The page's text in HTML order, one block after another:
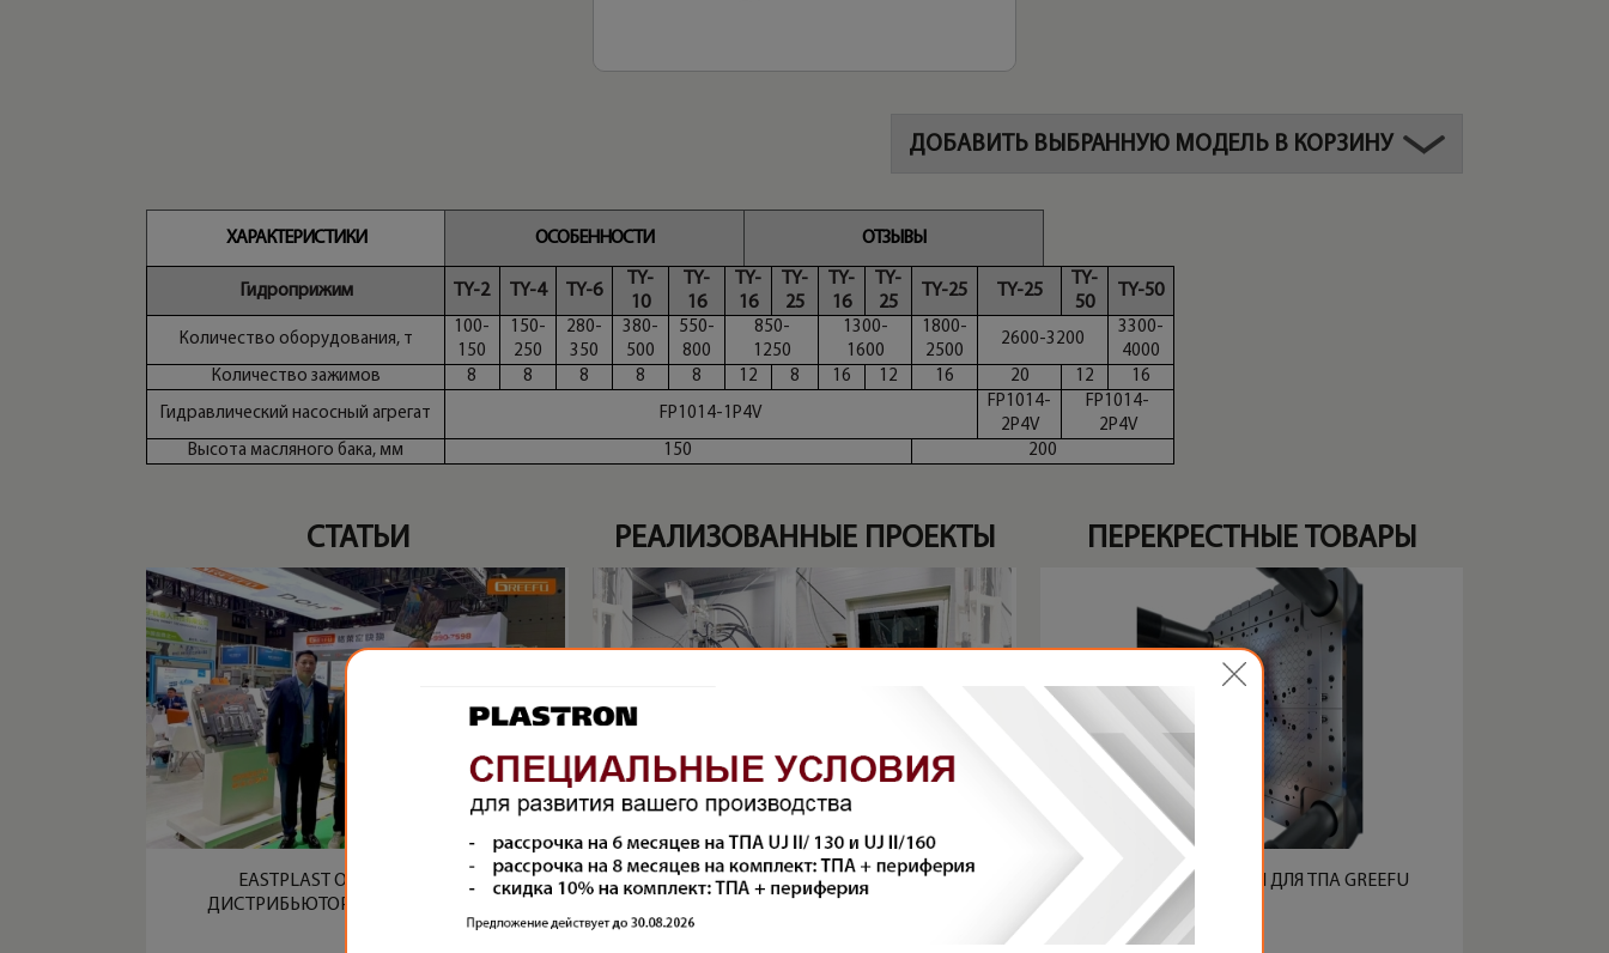
ДОБАВИТЬ ВЫБРАННУЮ МОДЕЛЬ В КОРЗИНУ
ХАРАКТЕРИСТИКИ ОСОБЕННОСТИ ОТЗЫВЫ
Гидроприжим
Количество оборудования, т
Количество зажимов
Гидравлический насосный агрегат
Высота масляного бака, мм
TY-2 TY-4 TY-6
TY-
10
TY-
16
TY-
16
TY-
25
TY-
16
TY-
25
TY-25 TY-25
TY-
50
TY-50
100-
150
150-
250
280-
350
380-
500
550-
800
850-
1250
1300-
1600
1800-
2500
2600-3200
3300-
4000
8
8 8 8 8 12 8 16 12 16 20 12 16
FP1014-1P4V
FP1014-
2P4V
FP1014-
2P4V
150
200
СТАТЬИ
EASTPLAST ОФИЦИАЛЬНЫЙ
ДИСТРИБЬЮТОР GREEFU В РОССИИ
РЕАЛИЗОВАННЫЕ ПРОЕКТЫ
ПЕРВЫЙ ЗАПУСК ВЕРТИКАЛЬНОГО
ТЕРМОПЛАСТАВТОМАТА TAYU TY-400DSL.J В
ПЕРЕКРЕСТНЫЕ ТОВАРЫ
МАГНИТНЫЕ ПЛИТЫ ДЛЯ ТПА GREEFU